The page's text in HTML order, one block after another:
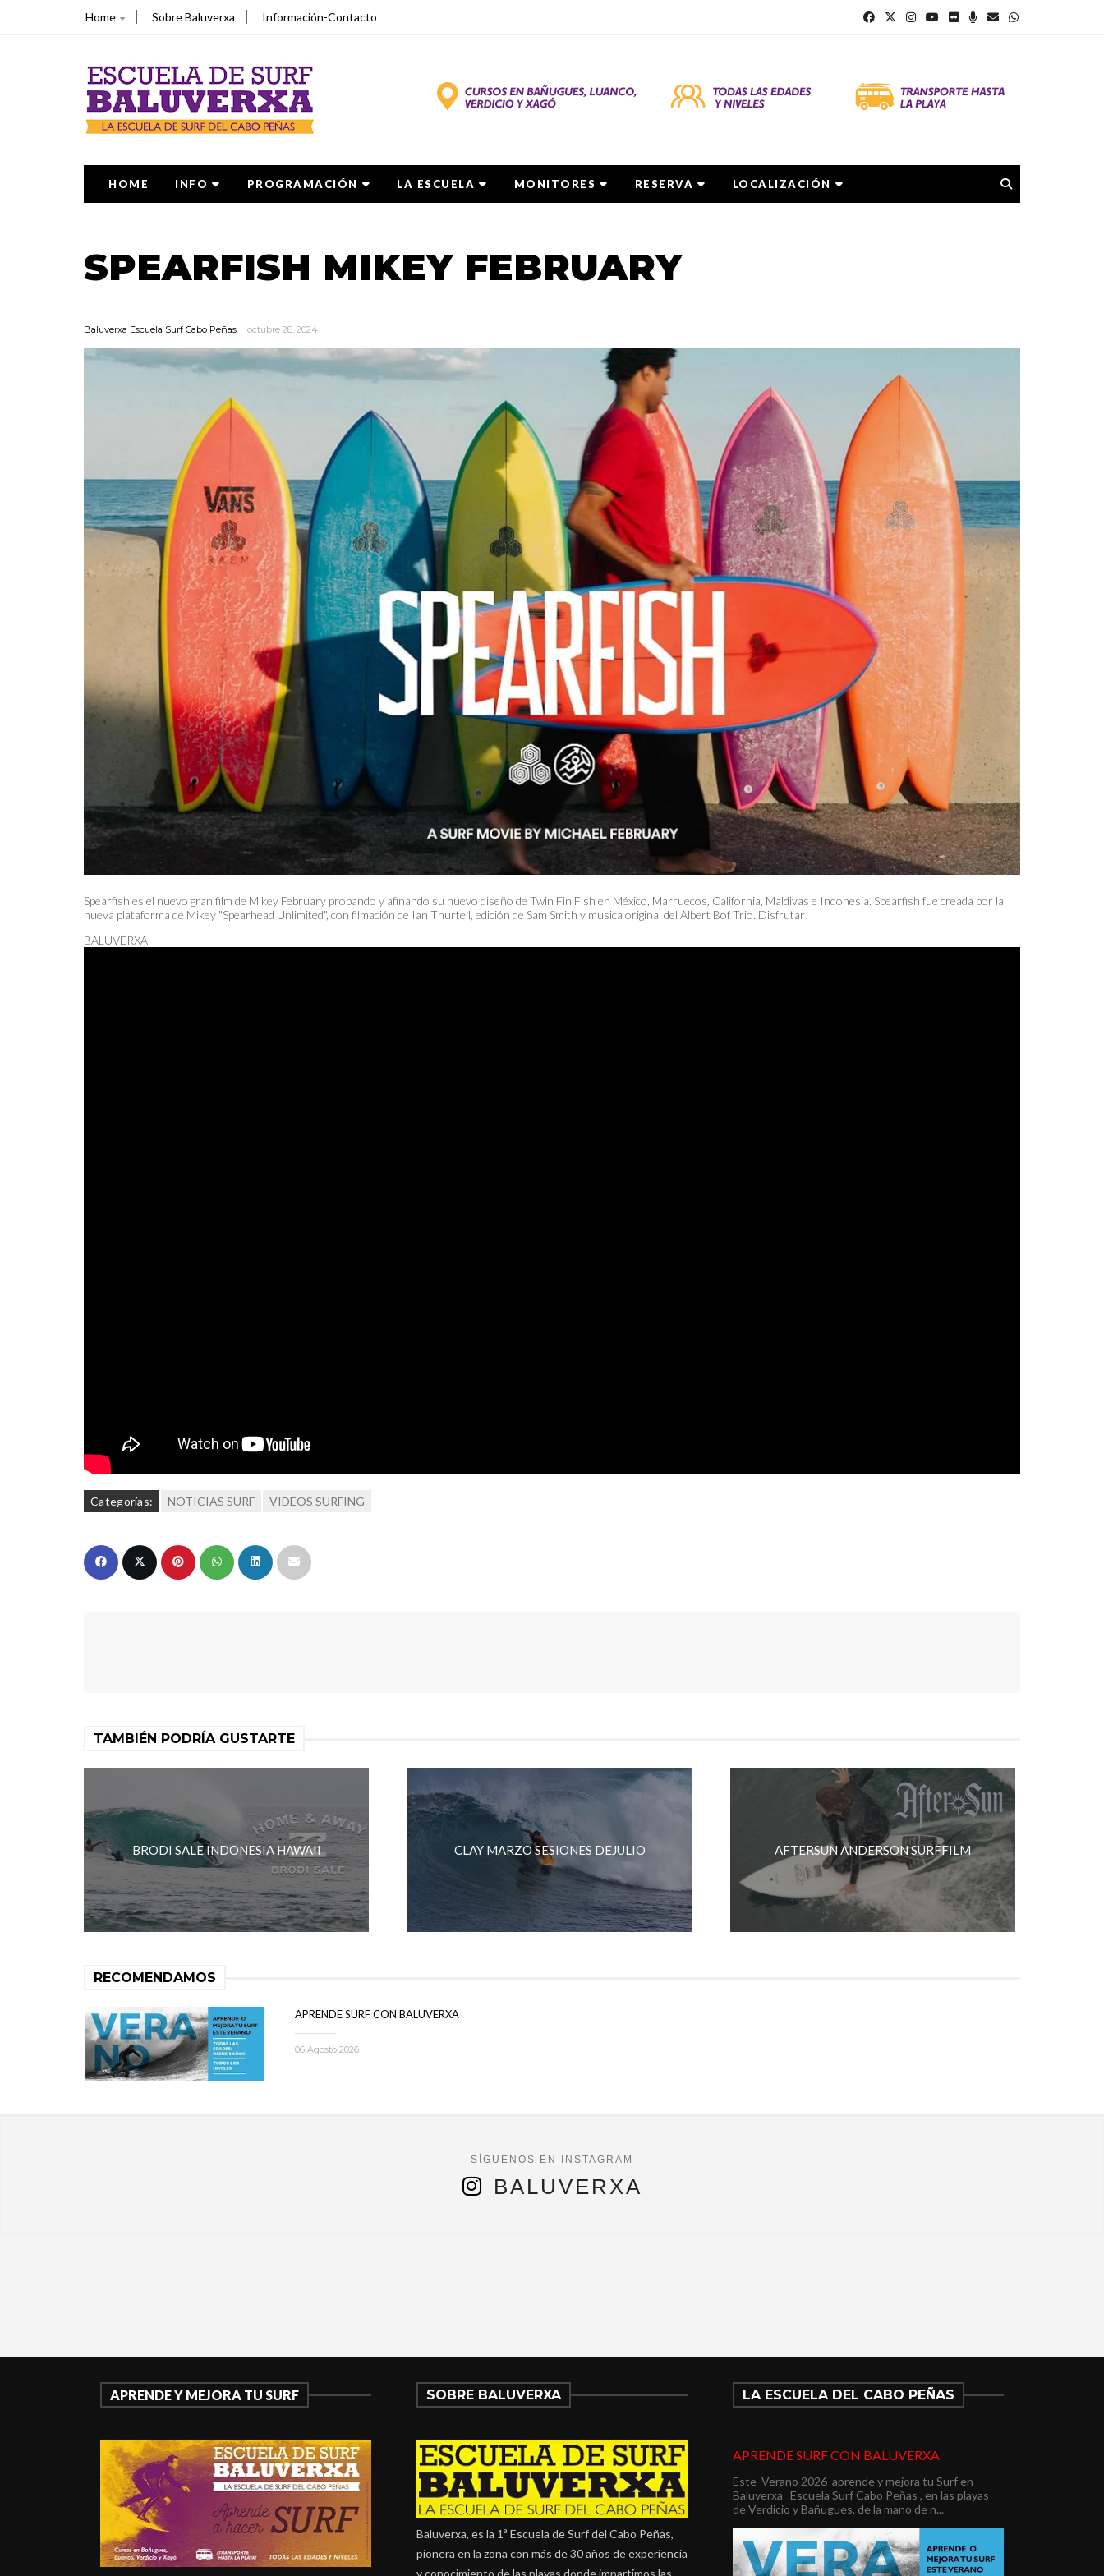
Home Sobre Baluverxa Información-Contacto
HOME INFO PROGRAMACIÓN LA ESCUELA MONITORES RESERVA LOCALIZACIÓN
SPEARFISH MIKEY FEBRUARY
Baluverxa Escuela Surf Cabo Peñas octubre 28, 2024
Spearfish es el nuevo gran film de Mikey February probando y afinando su nuevo diseño de Twin Fin Fish en México, Marruecos, California, Maldivas e Indonesia. Spearfish fue creada por la
nueva plataforma de Mikey "Spearhead Unlimited", con filmación de Ian Thurtell, edición de Sam Smith y musica original del Albert Bof Trio. Disfrutar!
BALUVERXA
Categorías: NOTICIAS SURF VIDEOS SURFING
TAMBIÉN PODRÍA GUSTARTE
BRODI SALE INDONESIA HAWAII CLAY MARZO SESIONES DEJULIO AFTERSUN ANDERSON SURFFILM
RECOMENDAMOS
APRENDE SURF CON BALUVERXA
06 Agosto 2026
BALUVERXA
APRENDE Y MEJORA TU SURF SOBRE BALUVERXA
Baluverxa, es la 1ª Escuela de Surf del Cabo Peñas,
pionera en la zona con más de 30 años de experiencia
y conocimiento de las playas donde impartimos las
LA ESCUELA DEL CABO PEÑAS
APRENDE SURF CON BALUVERXA
Este Verano 2026 aprende y mejora tu Surf en
Baluverxa Escuela Surf Cabo Peñas , en las playas
de Verdicio y Bañugues, de la mano de n...